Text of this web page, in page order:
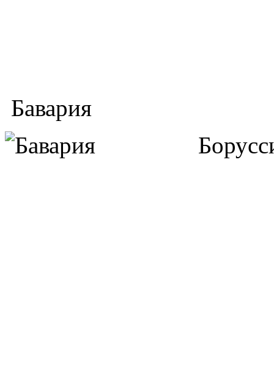
Бавария